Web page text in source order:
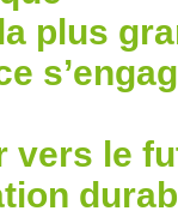
plus
vers le